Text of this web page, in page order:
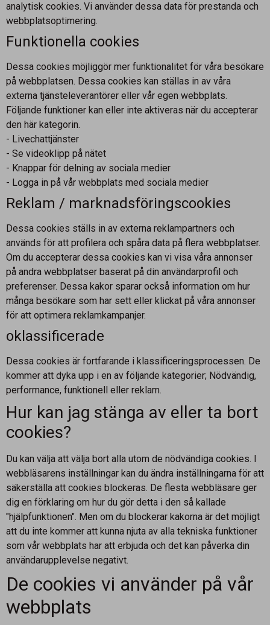
analytisk cookies. Vi använder dessa data för prestanda och
webbplatsoptimering.
Funktionella cookies
Dessa cookies möjliggör mer funktionalitet för våra besökare
på webbplatsen. Dessa cookies kan ställas in av våra
externa tjänsteleverantörer eller vår egen webbplats.
Följande funktioner kan eller inte aktiveras när du accepterar
den här kategorin.
- Livechattjänster
- Se videoklipp på nätet
- Knappar för delning av sociala medier
- Logga in på vår webbplats med sociala medier
Reklam / marknadsföringscookies
Dessa cookies ställs in av externa reklampartners och
används för att profilera och spåra data på flera webbplatser.
Om du accepterar dessa cookies kan vi visa våra annonser
på andra webbplatser baserat på din användarprofil och
preferenser. Dessa kakor sparar också information om hur
många besökare som har sett eller klickat på våra annonser
för att optimera reklamkampanjer.
oklassificerade
Dessa cookies är fortfarande i klassificeringsprocessen. De
kommer att dyka upp i en av följande kategorier; Nödvändig,
performance, funktionell eller reklam.
Hur kan jag stänga av eller ta bort
cookies?
Du kan välja att välja bort alla utom de nödvändiga cookies. I
webbläsarens inställningar kan du ändra inställningarna för att
säkerställa att cookies blockeras. De flesta webbläsare ger
dig en förklaring om hur du gör detta i den så kallade
"hjälpfunktionen". Men om du blockerar kakorna är det möjligt
att du inte kommer att kunna njuta av alla tekniska funktioner
som vår webbplats har att erbjuda och det kan påverka din
användarupplevelse negativt.
De cookies vi använder på vår
webbplats